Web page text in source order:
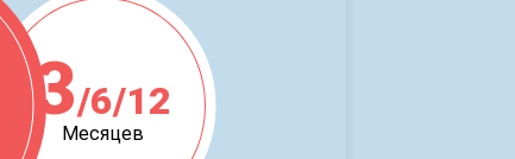
3/6/12
Месяцев